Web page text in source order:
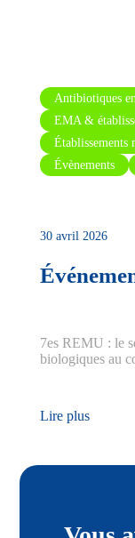
Antibiotiques
EMA &
Établissements
Évènements
30 avril 2026
7es REMU : le
biologiques au
Lire plus